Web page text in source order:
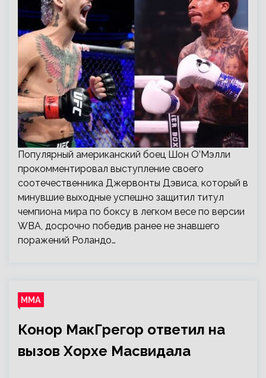
Популярный американский боец Шон О’Мэлли
прокомментировал выступление своего
соотечественника Джервонты Дэвиса, который в
минувшие выходные успешно защитил титул
чемпиона мира по боксу в легком весе по версии
WBA, досрочно победив ранее не знавшего
поражений Роландо…
ММА
Конор МакГрегор ответил на
вызов Хорхе Масвидала